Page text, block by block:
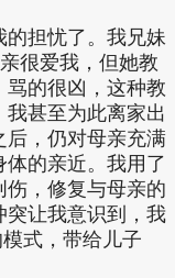
担忧了。我兄妹
很爱我，但她教
的很凶，这种教
甚至为此离家出
后，仍对母亲充满
的亲近。我用了
，修复与母亲的
突让我意识到，我
式，带给儿子